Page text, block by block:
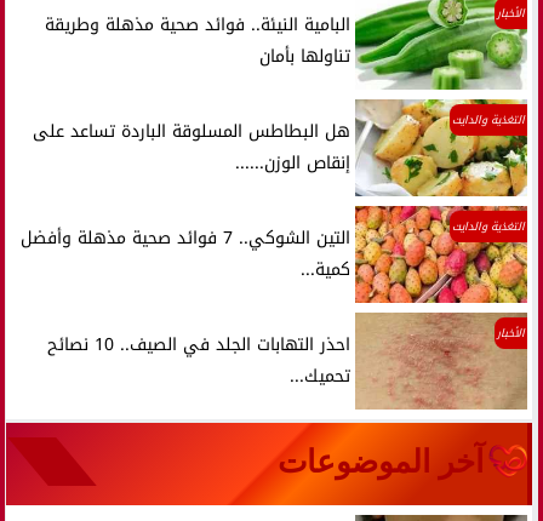
الأخبار
البامية النيئة.. فوائد صحية مذهلة وطريقة
تناولها بأمان
التغذية والدايت
هل البطاطس المسلوقة الباردة تساعد على
إنقاص الوزن......
التغذية والدايت
التين الشوكي.. 7 فوائد صحية مذهلة وأفضل
كمية...
الأخبار
احذر التهابات الجلد في الصيف.. 10 نصائح
تحميك...
آخر الموضوعات